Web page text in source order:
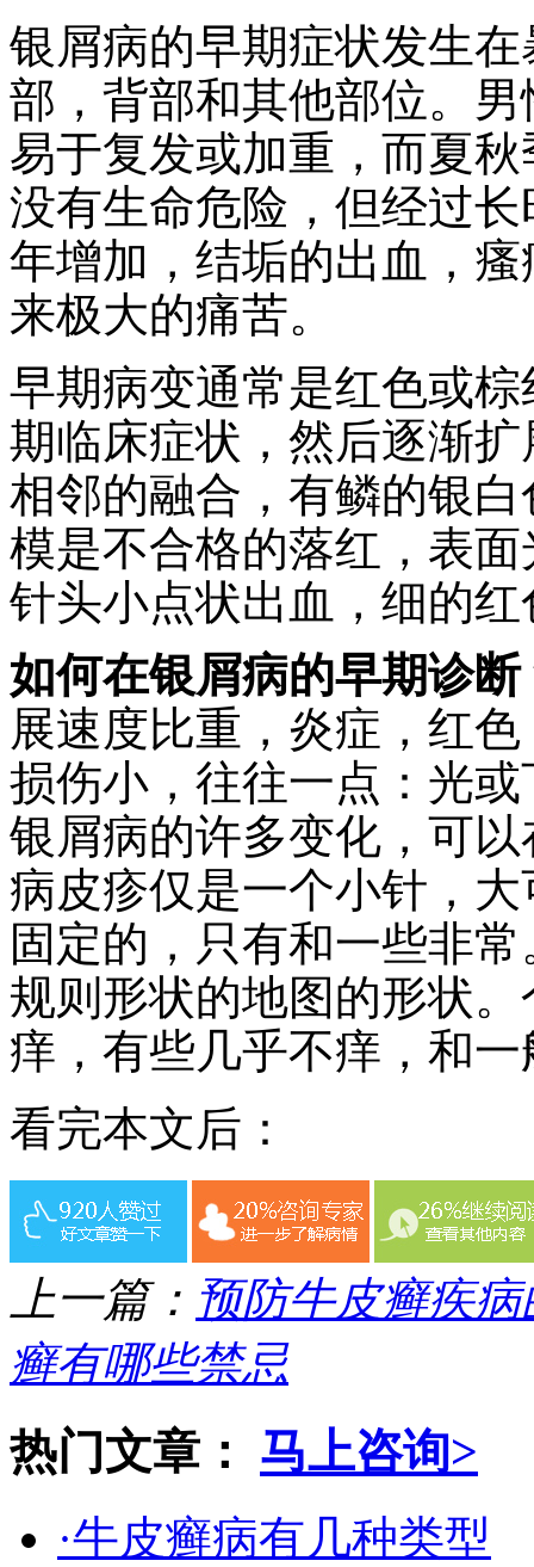
银屑病的早期症状发生
部，背部和其他部位。
易于复发或加重，而夏
没有生命危险，但经过
年增加，结垢的出血，
来极大的痛苦。
早期病变通常是红色或
期临床症状，然后逐渐
相邻的融合，有鳞的银
模是不合格的落红，表
针头小点状出血，细的
如何在银屑病的早期诊断
展速度比重，炎症，红
损伤小，往往一点：光
银屑病的许多变化，可
病皮疹仅是一个小针，
固定的，只有和一些非
规则形状的地图的形状
痒，有些几乎不痒，和
看完本文后：
上一篇： 预防牛皮癣疾
癣有哪些禁忌
热门文章： 马上咨询>
·牛皮癣病有几种类型